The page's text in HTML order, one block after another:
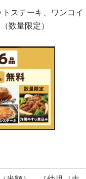
ステーキ、ワンコイ
数量限定）